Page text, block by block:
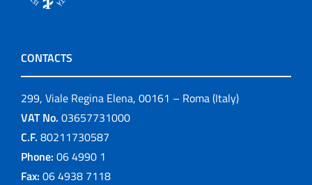
CONTACTS
299, Viale Regina Elena, 00161 – Roma (Italy)
VAT No. 03657731000
C.F. 80211730587
Phone: 06 4990 1
Fax: 06 4938 7118